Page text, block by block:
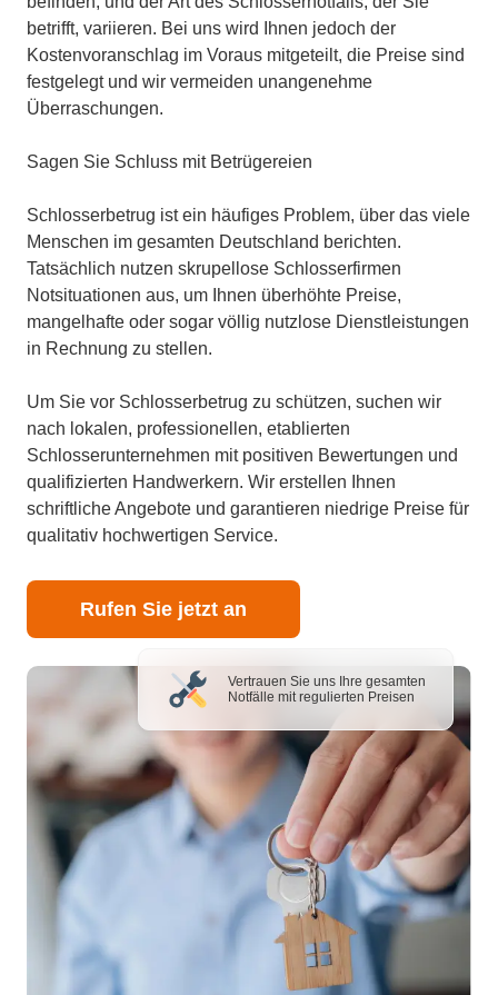
betrifft, variieren. Bei uns wird Ihnen jedoch der
Kostenvoranschlag im Voraus mitgeteilt, die Preise sind
festgelegt und wir vermeiden unangenehme
Überraschungen.
Sagen Sie Schluss mit Betrügereien
Schlosserbetrug ist ein häufiges Problem, über das viele
Menschen im gesamten Deutschland berichten.
Tatsächlich nutzen skrupellose Schlosserfirmen
Notsituationen aus, um Ihnen überhöhte Preise,
mangelhafte oder sogar völlig nutzlose Dienstleistungen
in Rechnung zu stellen.
Um Sie vor Schlosserbetrug zu schützen, suchen wir
nach lokalen, professionellen, etablierten
Schlosserunternehmen mit positiven Bewertungen und
qualifizierten Handwerkern. Wir erstellen Ihnen
schriftliche Angebote und garantieren niedrige Preise für
qualitativ hochwertigen Service.
Rufen Sie jetzt an
Vertrauen Sie uns Ihre gesamten
Notfälle mit regulierten Preisen